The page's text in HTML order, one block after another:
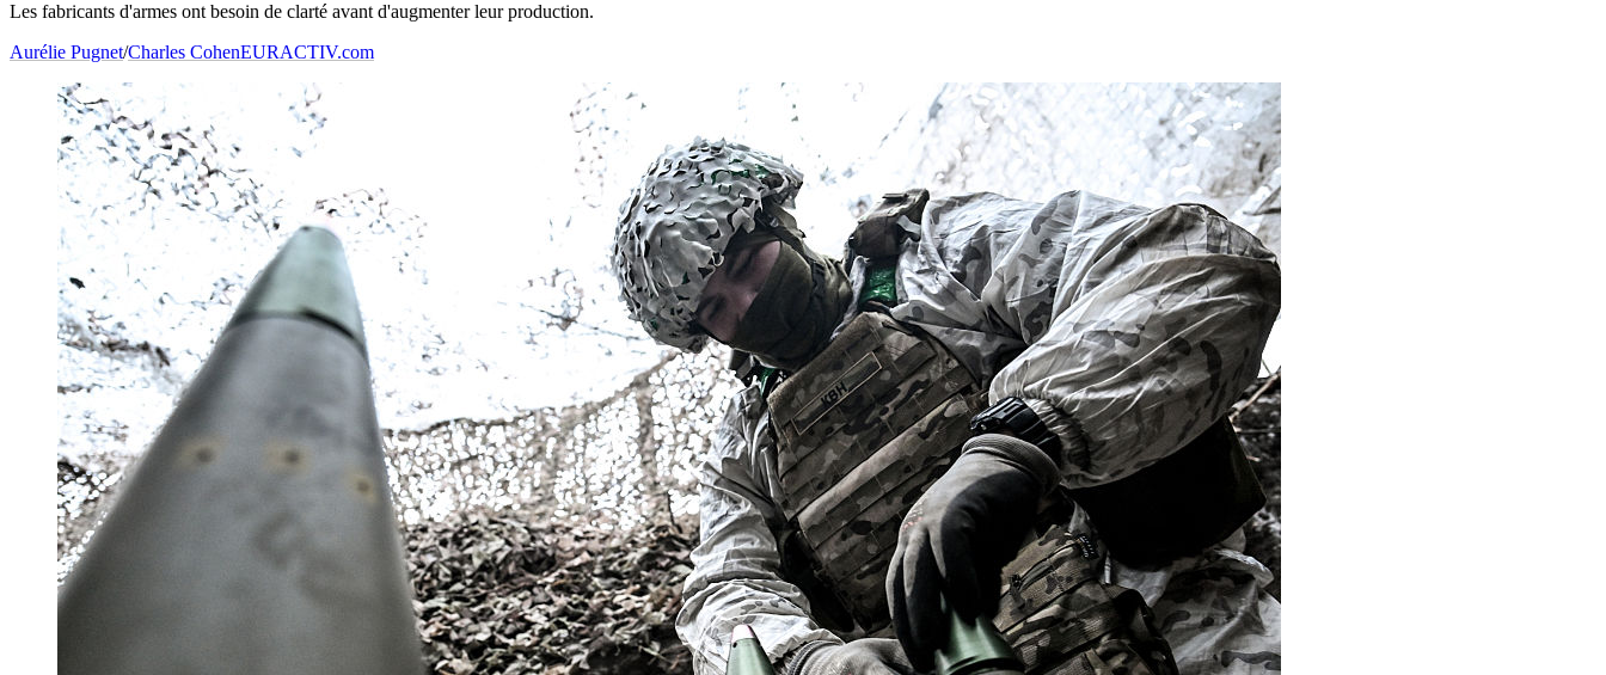
Les fabricants d'armes ont besoin de clarté avant d'augmenter leur production.
Aurélie Pugnet/Charles CohenEURACTIV.com